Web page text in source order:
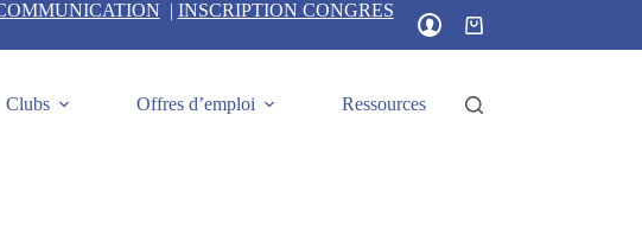
| INSCRIPTION CONGRES
Panier
d’achat
Clubs Offres d’emploi Ressources